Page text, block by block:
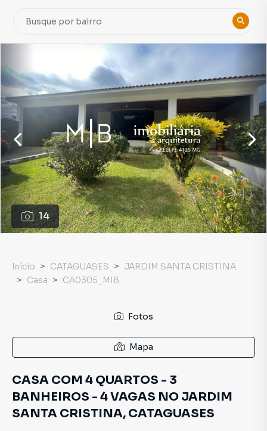
14
Início CATAGUASES
JARDIM SANTA CRISTINA
Casa
CA0305_MIB
Fotos
Mapa
CASA COM 4 QUARTOS - 3
BANHEIROS - 4 VAGAS NO JARDIM
SANTA CRISTINA, CATAGUASES